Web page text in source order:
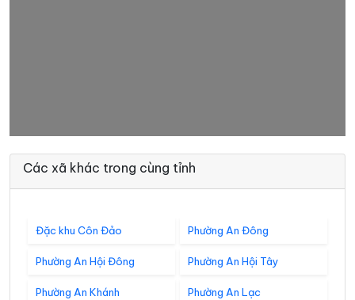
Các xã khác trong cùng tỉnh
Đặc khu Côn Đảo Phường An Đông
Phường An Hội Đông Phường An Hội Tây
Phường An Khánh Phường An Lạc